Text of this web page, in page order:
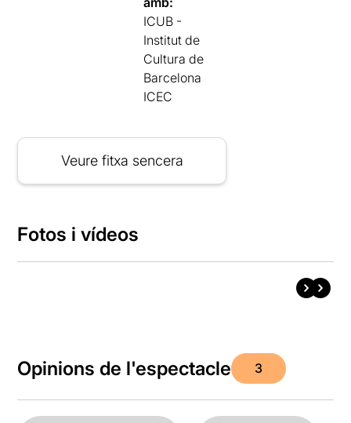
ICUB -
Institut de
Cultura de
Barcelona
ICEC
Veure fitxa sencera
Fotos i vídeos
Opinions de l'espectacle 3